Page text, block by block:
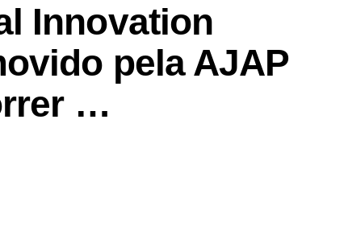
Innovation
pela AJAP
…